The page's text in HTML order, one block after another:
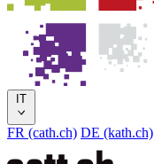
IT
FR (cath.ch) DE (kath.ch)